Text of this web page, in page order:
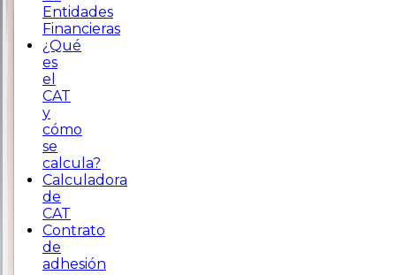
Entidades
Financieras
¿Qué
es
el
CAT
y
cómo
se
calcula?
Calculadora
de
CAT
Contrato
de
adhesión